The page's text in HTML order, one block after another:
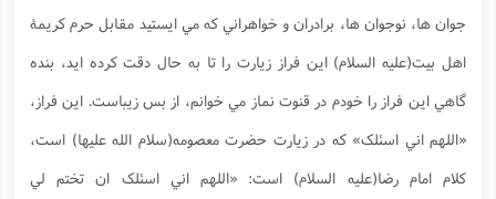
جوان ها، نوجوان ها، برادران و خواهراني که مي ايستيد مقابل حرم کريمۀ
اهل بيت(علیه السلام) اين فراز زيارت را تا به حال دقت کرده ايد، بنده
گاهي اين فراز را خودم در قنوت نماز مي خوانم، از بس زيباست. اين فراز،
«اللهم اني اسئلک» که در زيارت حضرت معصومه(سلام الله علیها) است،
کلام امام رضا(علیه السلام) است: «اللهم اني اسئلک ان تختم لي